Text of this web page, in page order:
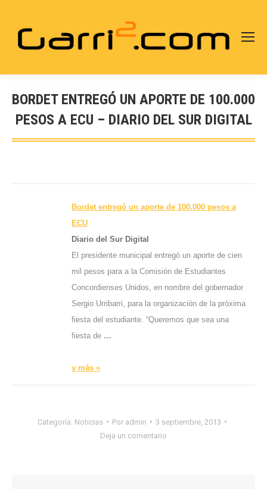
BORDET ENTREGÓ UN APORTE DE 100.000
PESOS A ECU – DIARIO DEL SUR DIGITAL
Estás aquí:
Bordet entregó un aporte de 100.000 pesos a
ECU
Diario del Sur Digital
El presidente municipal entregó un aporte de cien
mil pesos para a la Comisión de Estudiantes
Concordienses Unidos, en nombre del gobernador
Sergio Urribarri, para la organización de la próxima
fiesta del estudiante. “Queremos que sea una
fiesta de …
y más »
Categoría: Noticias Por admin
3 septiembre, 2013
Deja un comentario